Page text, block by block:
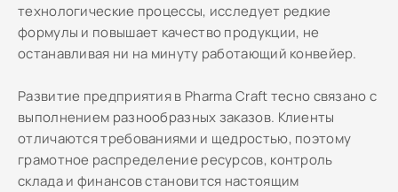
технологические процессы, исследует редкие
формулы и повышает качество продукции, не
останавливая ни на минуту работающий конвейер.
Развитие предприятия в Pharma Craft тесно связано с
выполнением разнообразных заказов. Клиенты
отличаются требованиями и щедростью, поэтому
грамотное распределение ресурсов, контроль
склада и финансов становится настоящим